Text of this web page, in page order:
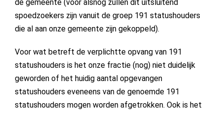
de gemeente (voor alsnog zullen dit uitsluitend
spoedzoekers zijn vanuit de groep 191 statushouders
die al aan onze gemeente zijn gekoppeld).
Voor wat betreft de verplichtte opvang van 191
statushouders is het onze fractie (nog) niet duidelijk
geworden of het huidig aantal opgevangen
statushouders eveneens van de genoemde 191
statushouders mogen worden afgetrokken. Ook is het